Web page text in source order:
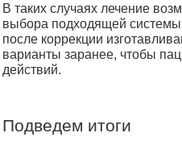
В таких случаях лечение
выбора подходящей
после коррекции
варианты заранее, чтобы
действий.
Подведем итоги